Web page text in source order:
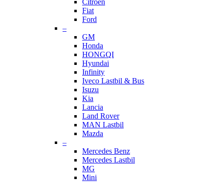
Citroen
Fiat
Ford
–
GM
Honda
HONGQI
Hyundai
Infinity
Iveco Lastbil & Bus
Isuzu
Kia
Lancia
Land Rover
MAN Lastbil
Mazda
–
Mercedes Benz
Mercedes Lastbil
MG
Mini